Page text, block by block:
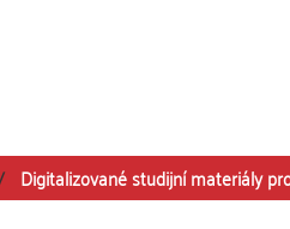
Digitalizované studijní materiály